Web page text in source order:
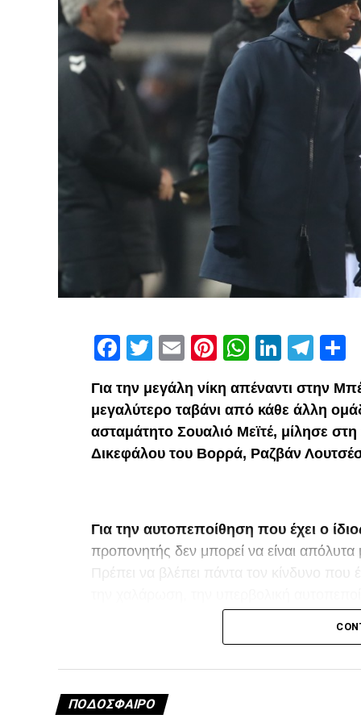
Facebook
Twitter
EmailPinterest
WhatsApp
LinkedIn
Για την μεγάλη νίκη απέναντι στην
μεγαλύτερο ταβάνι από κάθε άλλη
ασταμάτητο Σουαλιό Μεϊτέ, μίλησε
Δικεφάλου του Βορρά, Ραζβάν
Για την αυτοπεποίθηση που έχει ο
προπονητής δεν μπορεί να είναι
Πρέπει να βλέπει πάντα τον κίνδυνο που
αντιπάλων. Αλλά από την άλλη πλευρά,
τρανζίσιον, θα μπορούσαμε να τις έχουμε
σεβόμασταν πολύ τον αντίπαλο. Έτσι,
ΠΟΔΌΣΦΑΙΡΟ